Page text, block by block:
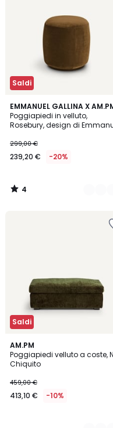
Saldi
EMMANUEL GALLINA X
Poggiapiedi in velluto,
Rosebury, design di
299,00 €
239,20 € -20%
4
/
5
9
Colori
4
/
Saldi
AM.PM
Poggiapiedi velluto a coste,
Chiquito
459,00 €
413,10 € -10%
2
Colori